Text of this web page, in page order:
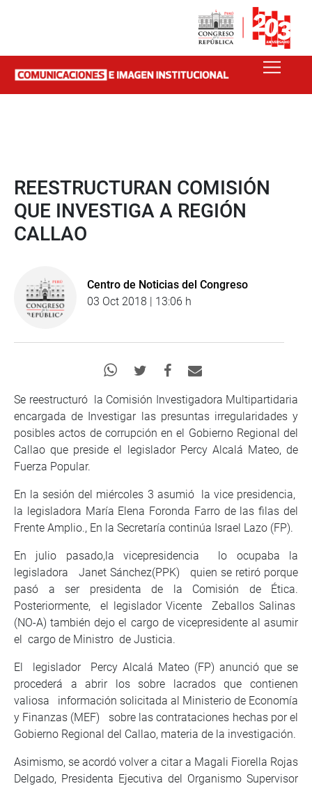
REESTRUCTURAN COMISIÓN
QUE INVESTIGA A REGIÓN
CALLAO
Centro de Noticias del Congreso
03 Oct 2018 | 13:06 h
Se reestructuró la Comisión Investigadora Multipartidaria
encargada de Investigar las presuntas irregularidades y
posibles actos de corrupción en el Gobierno Regional del
Callao que preside el legislador Percy Alcalá Mateo, de
Fuerza Popular.
En la sesión del miércoles 3 asumió la vice presidencia,
la legisladora María Elena Foronda Farro de las filas del
Frente Amplio., En la Secretaría continúa Israel Lazo (FP).
En julio pasado,la vicepresidencia lo ocupaba la
legisladora Janet Sánchez(PPK) quien se retiró porque
pasó a ser presidenta de la Comisión de Ética.
Posteriormente, el legislador Vicente Zeballos Salinas
(NO-A) también dejo el cargo de vicepresidente al asumir
el cargo de Ministro de Justicia.
El legislador Percy Alcalá Mateo (FP) anunció que se
procederá a abrir los sobre lacrados que contienen
valiosa información solicitada al Ministerio de Economía
y Finanzas (MEF) sobre las contrataciones hechas por el
Gobierno Regional del Callao, materia de la investigación.
Asimismo, se acordó volver a citar a Magali Fiorella Rojas
Delgado, Presidenta Ejecutiva del Organismo Supervisor